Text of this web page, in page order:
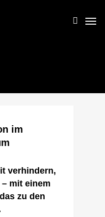
search
im
verhindern,
mit einem
zu den